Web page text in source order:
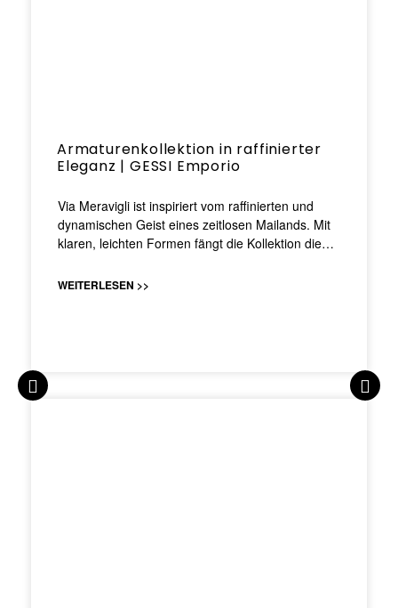
Armaturenkollektion in raffinierter
Eleganz | GESSI Emporio
Via Meravigli ist inspiriert vom raffinierten und
dynamischen Geist eines zeitlosen Mailands. Mit
klaren, leichten Formen fängt die Kollektion die…
WEITERLESEN >>